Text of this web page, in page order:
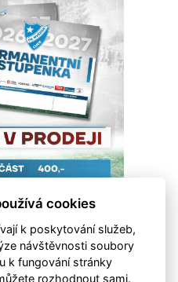
cookies
k poskytování služeb,
návštěvnosti soubory
k fungování stránky
rozhodnout sami.